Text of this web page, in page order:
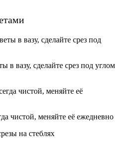
в вазу, сделайте срез под углом
чистой, меняйте её ежедневно